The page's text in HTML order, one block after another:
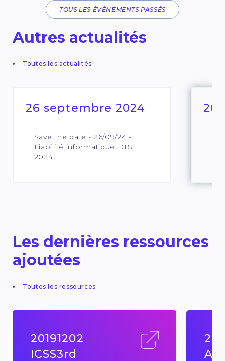
TOUS LES ÉVÉNEMENTS PASSÉS
Autres actualités
Toutes les actualités
26 septembre 2024
Save the date - 26/09/24 -
Fiabilité informatique DTS
2024
26
Les dernières ressources
ajoutées
Toutes les ressources
20191202
ICSS3rd